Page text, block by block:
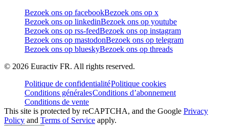
Bezoek ons op facebookBezoek ons op x
Bezoek ons op linkedinBezoek ons op youtube
Bezoek ons op rss-feedBezoek ons op instagram
Bezoek ons op mastodonBezoek ons op telegram
Bezoek ons op blueskyBezoek ons op threads
© 2026 Euractiv FR. All rights reserved.
Politique de confidentialitéPolitique cookies
Conditions généralesConditions d’abonnement
Conditions de vente
This site is protected by reCAPTCHA, and the Google Privacy
Policy and Terms of Service apply.